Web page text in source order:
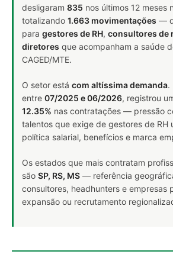
desligaram 835 nos últimos 12 meses
totalizando 1.663 movimentações —
para gestores de RH, consultores de
diretores que acompanham a saúde
CAGED/MTE.
O setor está com altíssima demanda.
entre 07/2025 e 06/2026, registrou
12.35% nas contratações — pressão
talentos que exige de gestores de RH
política salarial, benefícios e marca
Os estados que mais contratam
são SP, RS, MS — referência
consultores, headhunters e empresas
expansão ou recrutamento